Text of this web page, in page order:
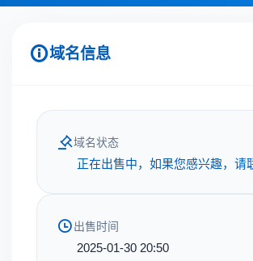
域名信息
域名状态
正在出售中，如果您感兴趣，请
出售时间
2025-01-30 20:50